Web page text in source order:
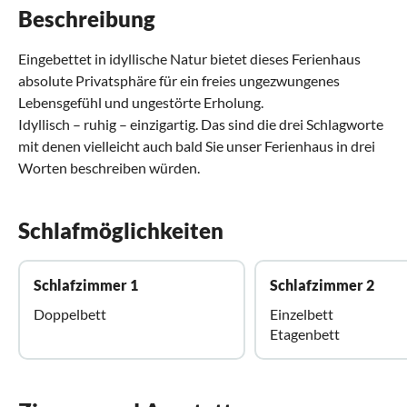
Beschreibung
Eingebettet in idyllische Natur bietet dieses Ferienhaus
absolute Privatsphäre für ein freies ungezwungenes
Lebensgefühl und ungestörte Erholung.
Idyllisch – ruhig – einzigartig. Das sind die drei Schlagworte
mit denen vielleicht auch bald Sie unser Ferienhaus in drei
Worten beschreiben würden.
Schlafmöglichkeiten
Schlafzimmer 1
Doppelbett
Schlafzimmer 2
Einzelbett
Etagenbett